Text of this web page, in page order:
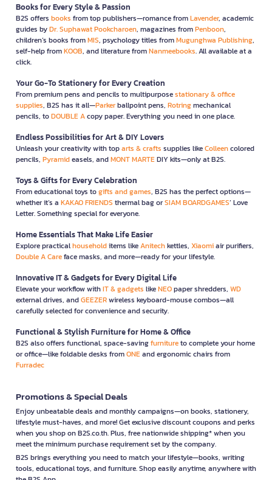
Books for Every Style & Passion
B2S offers books from top publishers—romance fromLavender, academic
guides byDr. Suphawat Pookcharoen, magazines fromPenboon,
children’s books fromMIS, psychology titles fromMugunghwa Publishing,
self-help fromKOOB, and literature fromNanmeebooks. All available at a
click.
Your Go-To Stationery for Every Creation
From premium pens and pencils to multipurposestationary & office
supplies, B2S has it all—Parkerballpoint pens, Rotringmechanical
pencils, toDOUBLE Acopy paper. Everything you need in one place.
Endless Possibilities for Art & DIY Lovers
Unleash your creativity with toparts & crafts supplies likeColleencolored
pencils, Pyramideasels, andMONT MARTEDIY kits—only at B2S.
Toys & Gifts for Every Celebration
From educational toys togifts and games, B2S has the perfect options—
whether it’s a KAKAO FRIENDS thermal bag orSIAM BOARDGAMES’ Love
Letter. Something special for everyone.
Home Essentials That Make Life Easier
Explore practicalhouseholditems likeAnitechkettles, Xiaomiair purifiers,
Double A Careface masks, and more—ready for your lifestyle.
Innovative IT & Gadgets for Every Digital Life
Elevate your workflow withIT & gadgets likeNEOpaper shredders, WD
external drives, andGEEZERwireless keyboard-mouse combos—all
carefully selected for convenience and security.
Functional & Stylish Furniture for Home & Office
B2S also offers functional, space-savingfurnitureto complete your home
or office—like foldable desks fromONEand ergonomic chairs from
Furradec
Promotions & Special Deals
Enjoy unbeatable deals and monthly campaigns—on books, stationery,
lifestyle must-haves, and more! Get exclusive discount coupons and perks
when you shop on B2S.co.th. Plus, free nationwide shipping* when you
meet the minimum purchase requirement set by the company.
B2S brings everything you need to match your lifestyle—books, writing
tools, educational toys, and furniture. Shop easily anytime, anywhere with